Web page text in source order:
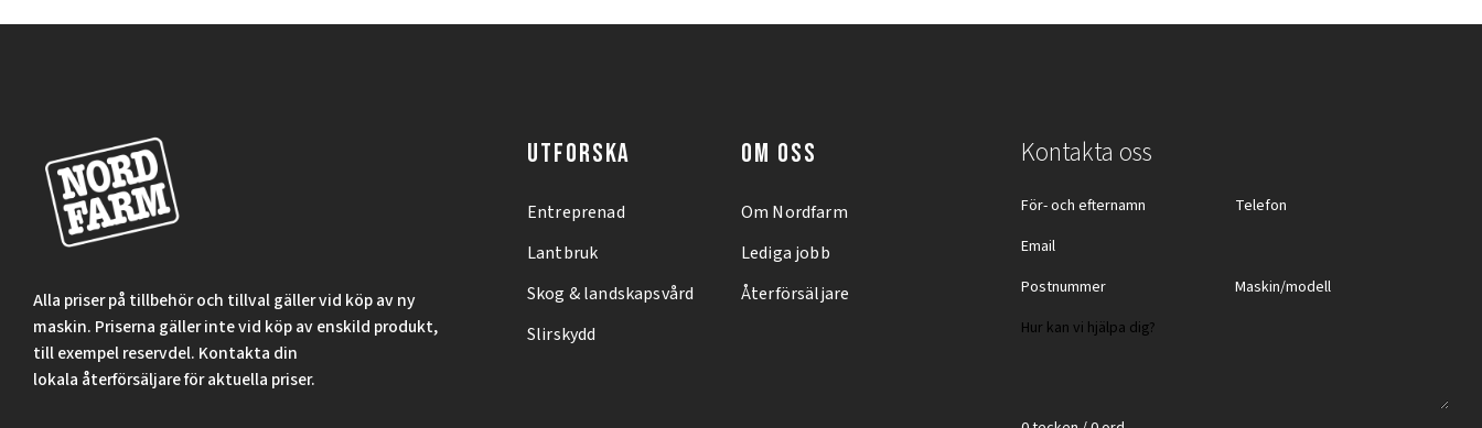
Alla priser på tillbehör och tillval gäller vid köp av ny
maskin. Priserna gäller inte vid köp av enskild produkt,
till exempel reservdel. Kontakta din
lokala återförsäljare för aktuella priser.
UTFORSKA
Entreprenad
Lantbruk
Skog & landskapsvård
Slirskydd
OM OSS
Om Nordfarm
Lediga jobb
Återförsäljare
Kontakta oss